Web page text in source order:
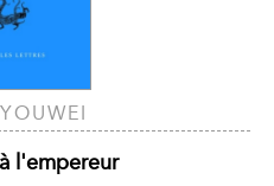
l'empereur